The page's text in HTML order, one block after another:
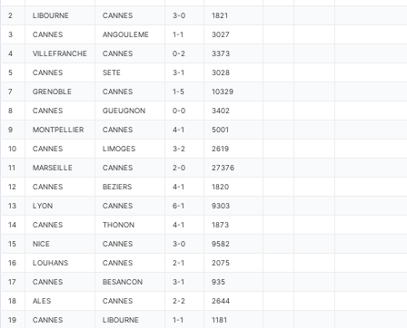
2 LIBOURNE CANNES 3-0 1821
3 CANNES ANGOULEME 1-1 3027
4 VILLEFRANCHE CANNES 0-2 3373
5 CANNES SETE 3-1 3028
7 GRENOBLE CANNES 1-5 10329
8 CANNES GUEUGNON 0-0 3402
9 MONTPELLIER CANNES 4-1 5001
10 CANNES LIMOGES 3-2 2619
11 MARSEILLE CANNES 2-0 27376
12 CANNES BEZIERS 4-1 1820
13 LYON CANNES 6-1 9303
14 CANNES THONON 4-1 1873
15 NICE CANNES 3-0 9582
16 LOUHANS CANNES 2-1 2075
17 CANNES BESANCON 3-1 935
18 ALES CANNES 2-2 2644
19 CANNES LIBOURNE 1-1 1181